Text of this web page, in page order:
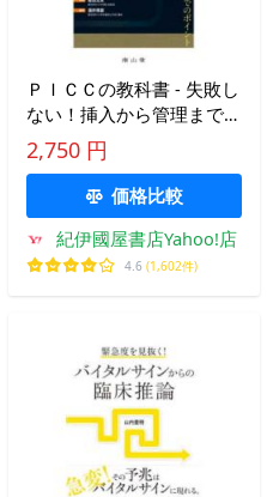
ＰＩＣＣの教科書 - 失敗し
ない！挿入から管理までの
ポイント
2,750 円
価格比較
紀伊國屋書店Yahoo!店
4.6 (1,602件)